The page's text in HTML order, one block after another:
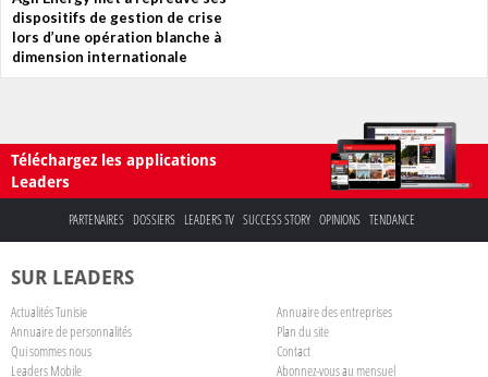
dispositifs de gestion de crise
lors d’une opération blanche à
dimension internationale
Téléchargez les applications
Leaders
PARTENAIRES DOSSIERS LEADERS TV SUCCESS STORY OPINIONS TENDANCE
SUR LEADERS
Actualités Tunisie
Annuaire des entreprises
Annuaire de personnalités
Plan du site
Qui sommes nous
Contact
Leaders Mobile
Abonnez-vous au mensuel